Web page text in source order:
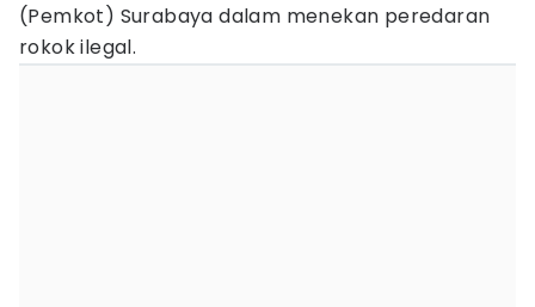
(Pemkot) Surabaya dalam menekan peredaran
rokok ilegal.